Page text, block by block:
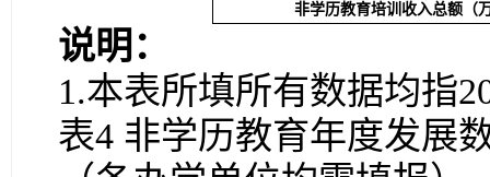
非学历教育培训收入总额（
说明：
1.本表所填所有数据均指
表4 非学历教育年度发展